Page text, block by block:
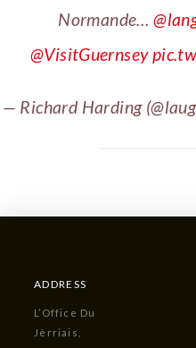
Normande…
@VisitGuernsey
— Richard Harding
ADDRESS
L’Office Du
Jèrriais,